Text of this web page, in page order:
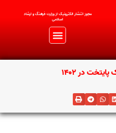
مجوز اتنشار الکترونیک از وزارت فرهنگ و ارشاد
اسلامی